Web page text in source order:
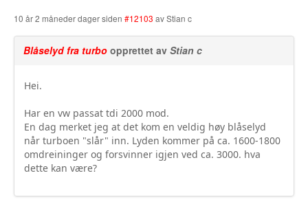
Møre og Romsdal
Nord Trøndelag
Nordland
Oslo
Oppland
Rogaland
10 år 2 måneder dager siden #12103 avStian c
Blåselyd fra turbo opprettet av Stian c
Hei.
Har en vw passat tdi 2000 mod.
En dag merket jeg at det kom en veldig høy blåselyd
når turboen "slår" inn. Lyden kommer på ca. 1600-1800
omdreininger og forsvinner igjen ved ca. 3000. hva
dette kan være?